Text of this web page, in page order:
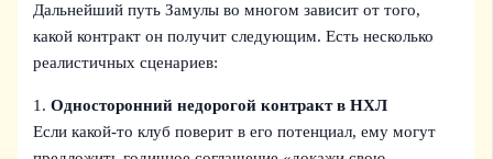
Дальнейший путь Замулы во многом зависит от того,
какой контракт он получит следующим. Есть несколько
реалистичных сценариев:
1.Односторонний недорогой контракт в НХЛ
Если какой-то клуб поверит в его потенциал, ему могут